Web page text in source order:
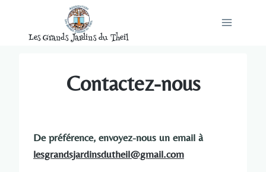
Les Grands Jardins du Theil
Contactez-nous
De préférence, envoyez-nous un email à
lesgrandsjardinsdutheil@gmail.com